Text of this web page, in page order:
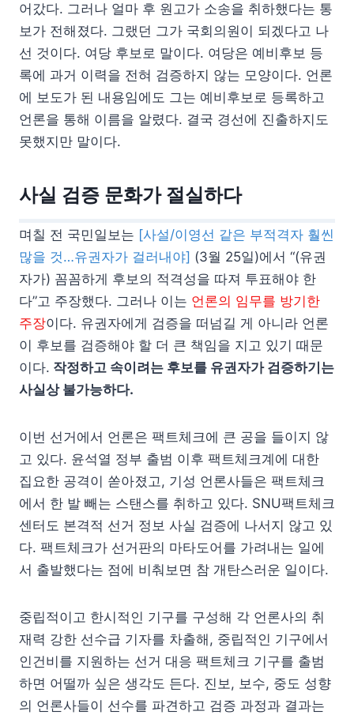
어갔다. 그러나 얼마 후 원고가 소송을 취하했다는 통
보가 전해졌다. 그랬던 그가 국회의원이 되겠다고 나
선 것이다. 여당 후보로 말이다. 여당은 예비후보 등
록에 과거 이력을 전혀 검증하지 않는 모양이다. 언론
에 보도가 된 내용임에도 그는 예비후보로 등록하고
언론을 통해 이름을 알렸다. 결국 경선에 진출하지도
못했지만 말이다.
사실 검증 문화가 절실하다
며칠 전 국민일보는 [사설/이영선 같은 부적격자 훨씬
많을 것…유권자가 걸러내야] (3월 25일)에서 “(유권
자가) 꼼꼼하게 후보의 적격성을 따져 투표해야 한
다”고 주장했다. 그러나 이는 언론의 임무를 방기한
주장이다. 유권자에게 검증을 떠넘길 게 아니라 언론
이 후보를 검증해야 할 더 큰 책임을 지고 있기 때문
이다. 작정하고 속이려는 후보를 유권자가 검증하기는
사실상 불가능하다.
이번 선거에서 언론은 팩트체크에 큰 공을 들이지 않
고 있다. 윤석열 정부 출범 이후 팩트체크계에 대한
집요한 공격이 쏟아졌고, 기성 언론사들은 팩트체크
에서 한 발 빼는 스탠스를 취하고 있다. SNU팩트체크
센터도 본격적 선거 정보 사실 검증에 나서지 않고 있
다. 팩트체크가 선거판의 마타도어를 가려내는 일에
서 출발했다는 점에 비춰보면 참 개탄스러운 일이다.
중립적이고 한시적인 기구를 구성해 각 언론사의 취
재력 강한 선수급 기자를 차출해, 중립적인 기구에서
인건비를 지원하는 선거 대응 팩트체크 기구를 출범
하면 어떨까 싶은 생각도 든다. 진보, 보수, 중도 성향
의 언론사들이 선수를 파견하고 검증 과정과 결과는